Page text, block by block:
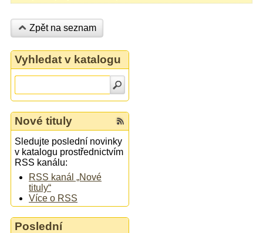
Zpět na seznam
Vyhledat v katalogu
Nové tituly
Sledujte poslední novinky
v katalogu prostřednictvím
RSS kanálu:
RSS kanál „Nové
tituly“
Více o RSS
Poslední